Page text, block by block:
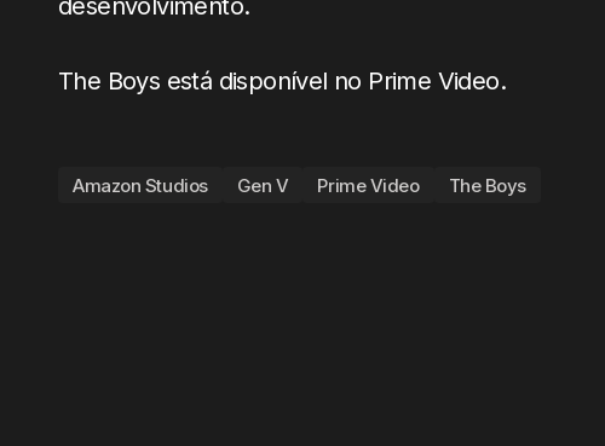
desenvolvimento.
The Boys está disponível no Prime Video.
Amazon Studios Gen V Prime Video The Boys